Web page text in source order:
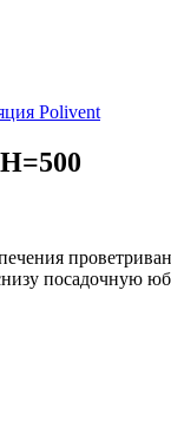
Polivent
посадочную